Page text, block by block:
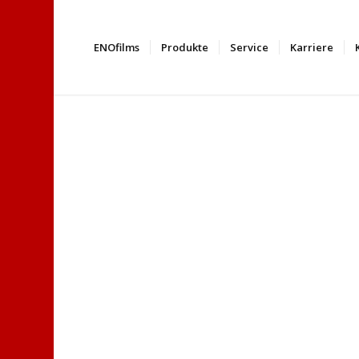
ENOfilms Produkte Service Karriere